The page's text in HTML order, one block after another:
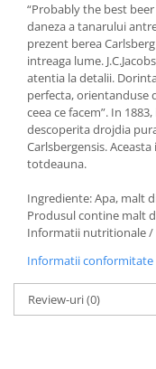
“Probably the best
daneza a tanarului
prezent berea
intreaga lume.
atentia la detalii.
perfecta, orientanduse
ceea ce facem”. In
descoperita drojdia
Carlsbergensis.
totdeauna.
Ingrediente: Apa, malt
Produsul contine malt
Informatii nutritionale /
Informatii
Review-uri(0)